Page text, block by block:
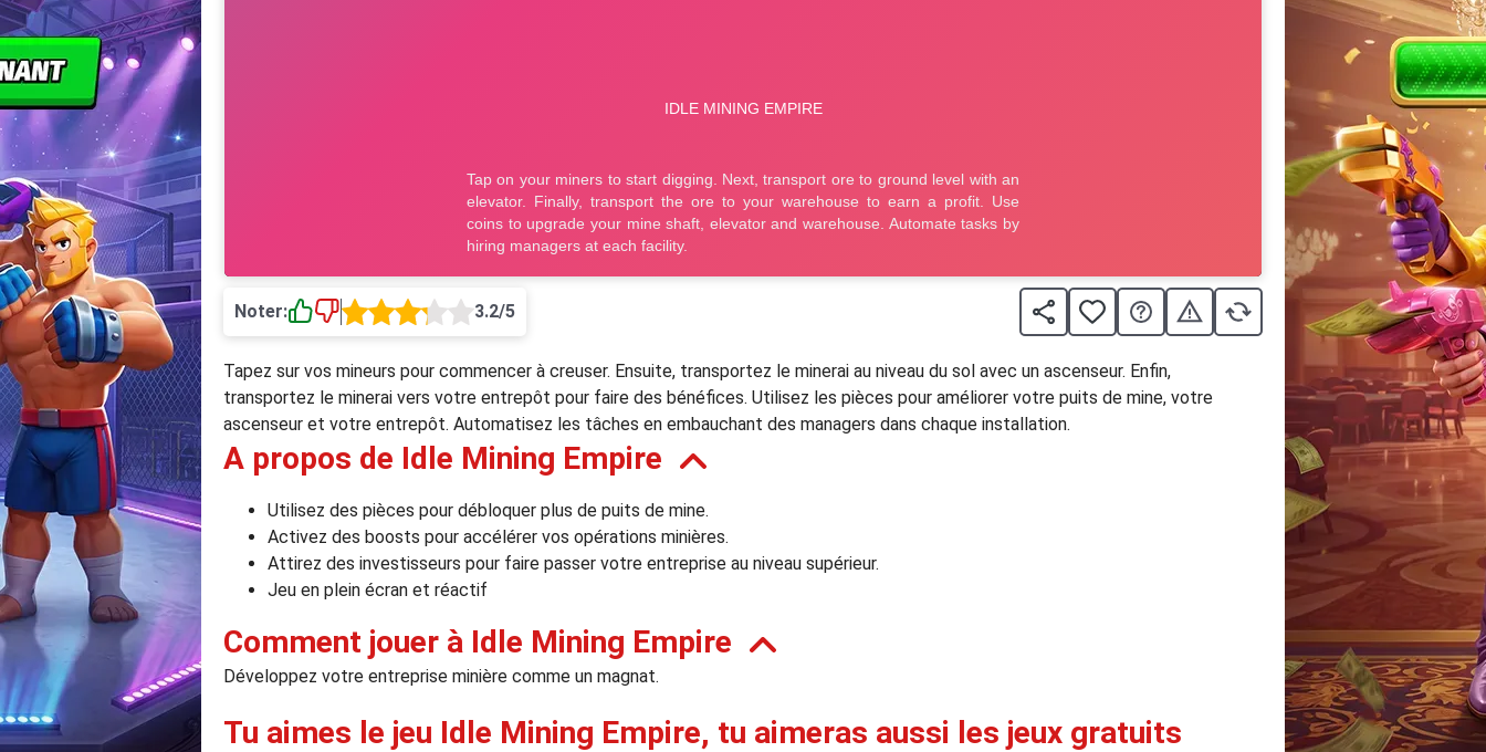
Noter: 3.2/5
Tapez sur vos mineurs pour commencer à creuser. Ensuite, transportez le minerai au niveau du sol avec un ascenseur. Enfin,
transportez le minerai vers votre entrepôt pour faire des bénéfices. Utilisez les pièces pour améliorer votre puits de mine, votre
ascenseur et votre entrepôt. Automatisez les tâches en embauchant des managers dans chaque installation.
A propos de Idle Mining Empire
Utilisez des pièces pour débloquer plus de puits de mine.
Activez des boosts pour accélérer vos opérations minières.
Attirez des investisseurs pour faire passer votre entreprise au niveau supérieur.
Jeu en plein écran et réactif
Comment jouer à Idle Mining Empire
Développez votre entreprise minière comme un magnat.
Tu aimes le jeu Idle Mining Empire, tu aimeras aussi les jeux gratuits